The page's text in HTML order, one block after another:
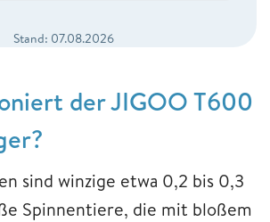
Stand: 07.08.2026
der JIGOO T600
sind winzige etwa 0,2 bis 0,3
Spinnentiere, die mit bloßem